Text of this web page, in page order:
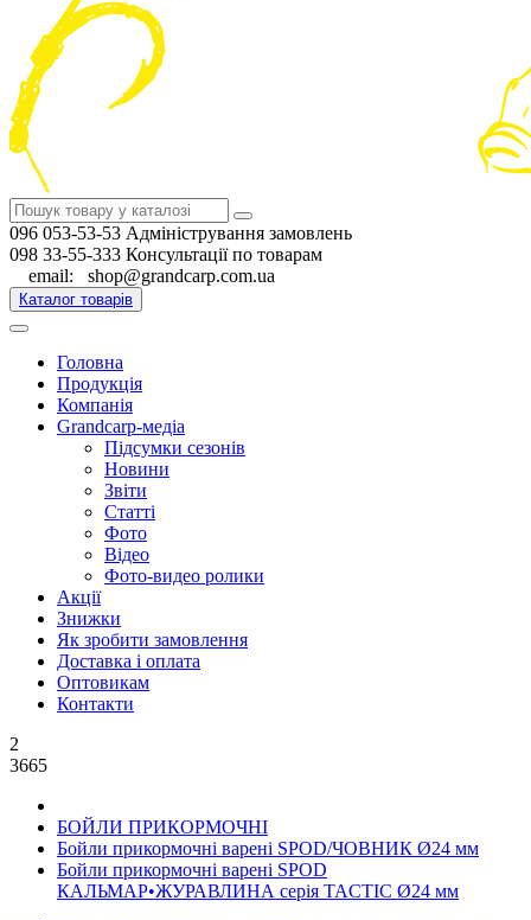
096 053-53-53 Адміністрування замовлень
098 33-55-333 Консультації по товарам
email: shop@grandcarp.com.ua
Каталог товарів
Головна
Продукція
Компанія
Grandcarp-медіа
Підсумки сезонів
Новини
Звіти
Статті
Фото
Відео
Фото-видео ролики
Акції
Знижки
Як зробити замовлення
Доставка і оплата
Оптовикам
Контакти
2
3665
БОЙЛИ ПРИКОРМОЧНI
Бойли прикормочні варені SPOD/ЧОВНИК Ø24 мм
Бойли прикормочнi варенi SPOD
КАЛЬМАР•ЖУРАВЛИНА серiя TACTIC Ø24 мм